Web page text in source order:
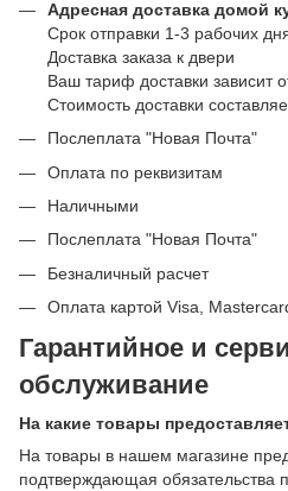
Адресная доставка домой
Срок отправки 1-3 рабочих
Доставка заказа к двери
Ваш тариф доставки зависит
Стоимость доставки
Послеплата "Новая Почта"
Оплата по реквизитам
Наличными
Послеплата "Новая Почта"
Безналичный расчет
Оплата картой Visa,
Гарантийное и
обслуживание
На какие товары
На товары в нашем магазине
подтверждающая обязательства